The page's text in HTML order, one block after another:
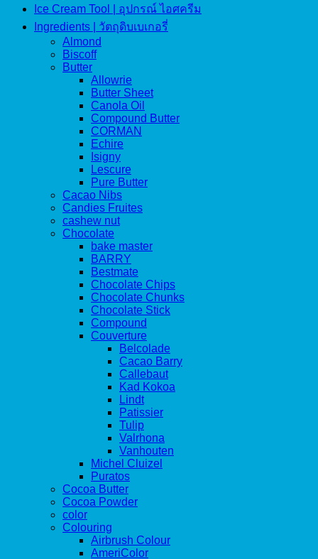
Ice Cream Tool | อุปกรณ์ ไอศครีม
Ingredients | วัตถุดิบเบเกอรี่
Almond
Biscoff
Butter
Allowrie
Butter Sheet
Canola Oil
Compound Butter
CORMAN
Echire
Isigny
Lescure
Pure Butter
Cacao Nibs
Candies Fruites
cashew nut
Chocolate
bake master
BARRY
Bestmate
Chocolate Chips
Chocolate Chunks
Chocolate Stick
Compound
Couverture
Belcolade
Cacao Barry
Callebaut
Kad Kokoa
Lindt
Patissier
Tulip
Valrhona
Vanhouten
Michel Cluizel
Puratos
Cocoa Butter
Cocoa Powder
color
Colouring
Airbrush Colour
AmeriColor